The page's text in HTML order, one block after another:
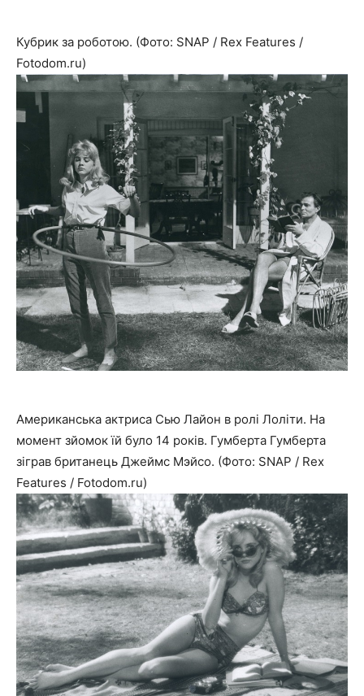
Кубрик за роботою. (Фото: SNAP / Rex Features /
Fotodom.ru)
Американська актриса Сью Лайон в ролі Лоліти. На
момент зйомок їй було 14 років. Гумберта Гумберта
зіграв британець Джеймс Мэйсо. (Фото: SNAP / Rex
Features / Fotodom.ru)